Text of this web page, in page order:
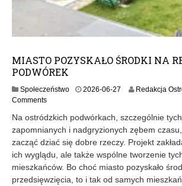
MIASTO POZYSKAŁO ŚRODKI NA
PODWÓREK
Społeczeństwo 2026-06-27 Redakcja
Comments
Na ostródzkich podwórkach, szczególnie
zapomnianych i nadgryzionych zębem
zacząć dziać się dobre rzeczy. Projekt
ich wyglądu, ale także wspólne tworzenie
mieszkańców. Bo choć miasto pozyskało
przedsięwzięcia, to i tak od samych